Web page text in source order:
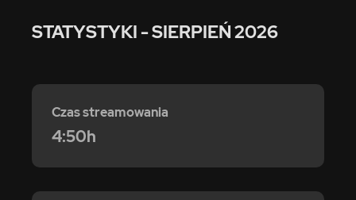
STATYSTYKI - SIERPIEŃ 2026
Czas streamowania
4:50h